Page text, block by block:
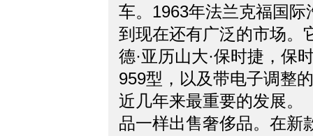
车。1963年法兰克福国
到现在还有广泛的市场。
德·亚历山大·保时捷，保
959型，以及带电子调整
近几年来最重要的发展
品一样出售奢侈品。在新